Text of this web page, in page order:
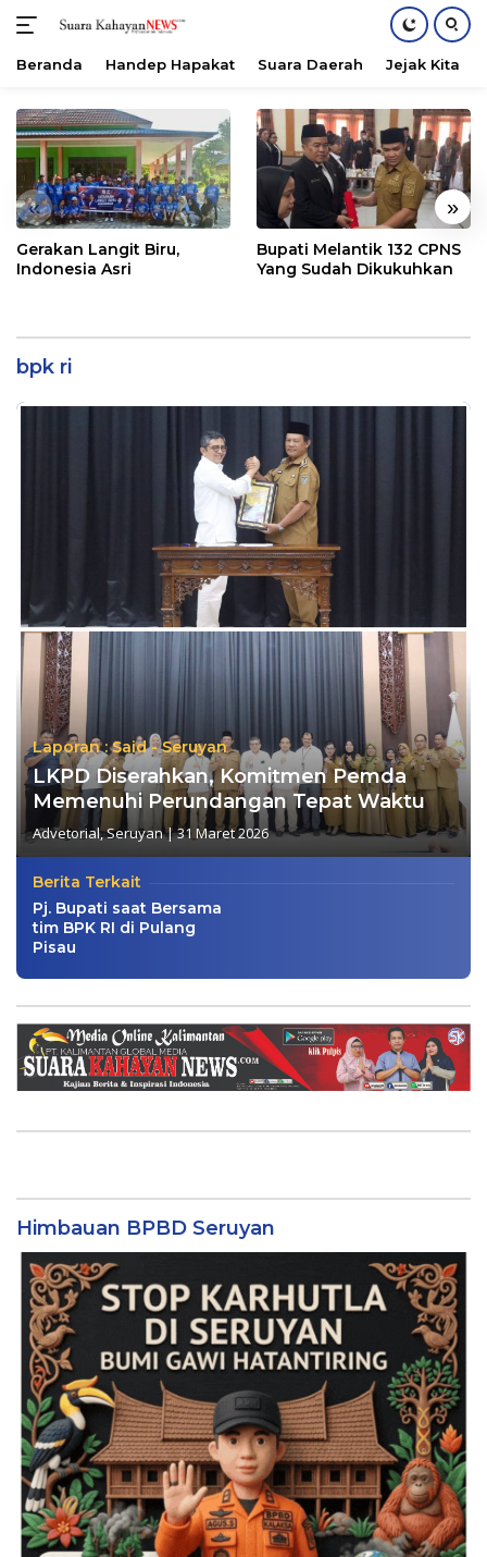
konten
Beranda Handep Hapakat Suara Daerah Jejak Kita
« »
Gerakan Langit Biru,
Indonesia Asri
Bupati Melantik 132 CPNS
Yang Sudah Dikukuhkan
bpk ri
Laporan : Said - Seruyan
LKPD Diserahkan, Komitmen Pemda
Memenuhi Perundangan Tepat Waktu
Advetorial,Seruyan|31 Maret 2026
Berita Terkait
Pj. Bupati saat Bersama
tim BPK RI di Pulang
Pisau
Himbauan BPBD Seruyan